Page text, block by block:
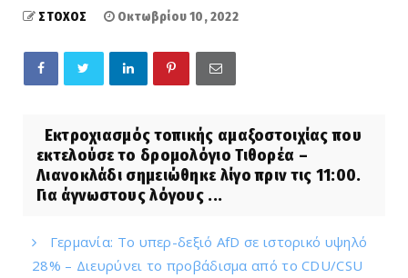
ΣΤΟΧΟΣ Οκτωβρίου 10, 2022
Εκτροχιασμός τοπικής αμαξοστοιχίας που
εκτελούσε το δρομολόγιο Τιθορέα –
Λιανοκλάδι σημειώθηκε λίγο πριν τις 11:00.
Για άγνωστους λόγους ...
Γερμανία: Το υπερ-δεξιό AfD σε ιστορικό υψηλό
28% – Διευρύνει το προβάδισμα από το CDU/CSU